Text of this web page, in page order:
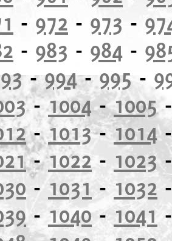
- 972 - 973 -
- 983 - 984 -
-994- 995 -
-1004-1005
-1013-1014
-1022 - 1023
- 1031 -1032
- 1040- 1041